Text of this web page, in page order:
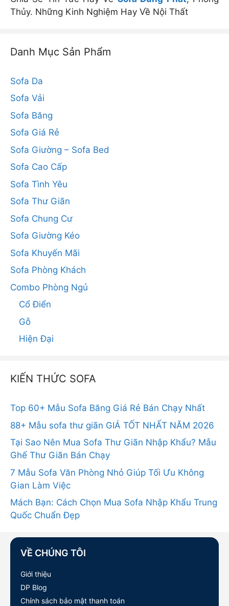
Thủy. Những Kinh Nghiệm Hay Về Nội Thất
Danh Mục Sản Phẩm
Sofa Da
Sofa Vải
Sofa Băng
Sofa Giá Rẻ
Sofa Giường – Sofa Bed
Sofa Cao Cấp
Sofa Tình Yêu
Sofa Thư Giãn
Sofa Chung Cư
Sofa Giường Kéo
Sofa Khuyến Mãi
Sofa Phòng Khách
Combo Phòng Ngủ
Cổ Điển
Gỗ
Hiện Đại
KIẾN THỨC SOFA
Top 60+ Mẫu Sofa Băng Giá Rẻ Bán Chạy Nhất
88+ Mẫu sofa thư giãn GIÁ TỐT NHẤT NĂM 2026
Tại Sao Nên Mua Sofa Thư Giãn Nhập Khẩu? Mẫu
Ghế Thư Giãn Bán Chạy
7 Mẫu Sofa Văn Phòng Nhỏ Giúp Tối Ưu Không
Gian Làm Việc
Mách Bạn: Cách Chọn Mua Sofa Nhập Khẩu Trung
Quốc Chuẩn Đẹp
VỀ CHÚNG TÔI
Giới thiệu
DP Blog
Chính sách bảo mật thanh toán